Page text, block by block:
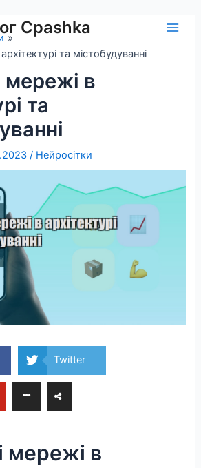
Cpashka
та містобудуванні
мережі в
та
/ Нейросітки
Twitter
мережі в